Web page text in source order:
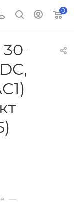
0
30-
—